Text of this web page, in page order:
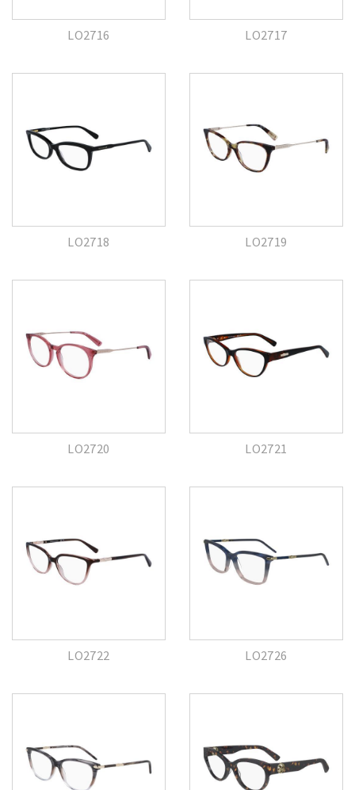
LO2716 LO2717
LO2718 LO2719
LO2720 LO2721
LO2722 LO2726